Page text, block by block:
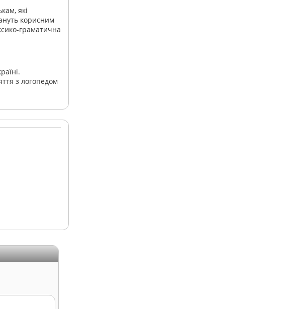
які
корисним
граматична
з логопедом